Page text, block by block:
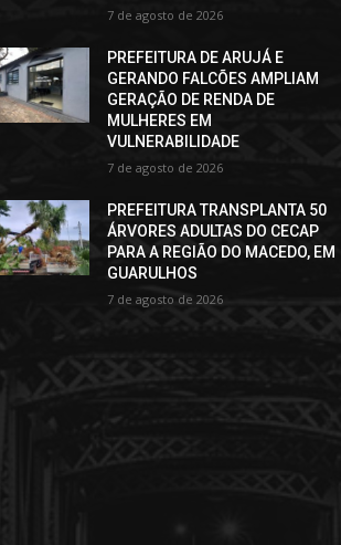
7 de agosto de 2026
PREFEITURA DE ARUJÁ E
GERANDO FALCÕES AMPLIAM
GERAÇÃO DE RENDA DE
MULHERES EM
VULNERABILIDADE
7 de agosto de 2026
PREFEITURA TRANSPLANTA 50
ÁRVORES ADULTAS DO CECAP
PARA A REGIÃO DO MACEDO, EM
GUARULHOS
7 de agosto de 2026